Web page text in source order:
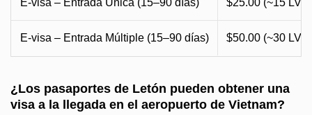
E-visa – Entrada Única (15–90 días) $25.00 (~15 LVL)
E-visa – Entrada Múltiple (15–90 días) $50.00 (~30 LVL)
¿Los pasaportes de Letón pueden obtener una
visa a la llegada en el aeropuerto de Vietnam?